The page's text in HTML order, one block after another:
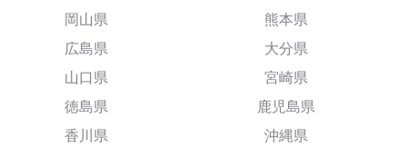
岡山県
広島県
山口県
徳島県
香川県
熊本県
大分県
宮崎県
鹿児島県
沖縄県